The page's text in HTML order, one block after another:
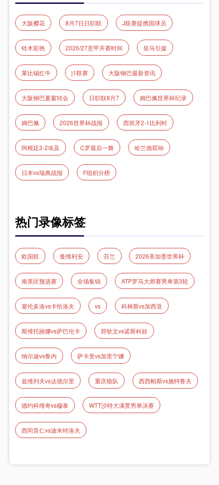
大阪樱花 8月7日日职联 J联赛提携国球员
铃木彩艳 2026/27意甲开赛时间 皇马引援
莱比锡红牛 j1联赛 大阪钢巴最新资讯
大阪钢巴夏窗转会 日职联8月7 姆巴佩世界杯纪录
姆巴佩 2026世界杯战报 西班牙2-1比利时
阿根廷3-2埃及 C罗最后一舞 哈兰德双响
日本vs瑞典战报 F组积分榜
热门录像标签
欧国联 曼维利安 芬兰 2026美加墨世界杯
南美区预选赛 全场集锦 ATP罗马大师赛男单第3轮
塞伦多洛vs卡恰洛夫 vs 科林斯vs加西亚
斯维托丽娜vs萨巴伦卡 郑钦文vs诺斯科娃
纳尔迪vs鲁内 萨卡里vs加里宁娜
兹维列夫vs达德尔里 重庆狼队 西西帕斯vs施特鲁夫
德约科维奇vs穆泰 WTT沙特大满贯男单决赛
西冈良仁vs迪米特洛夫